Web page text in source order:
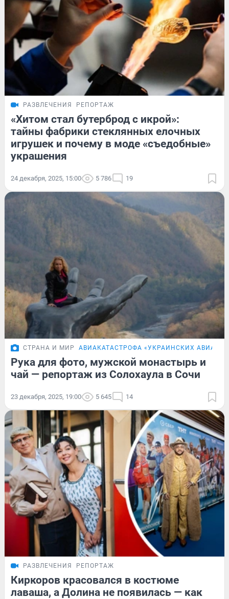
РАЗВЛЕЧЕНИЯ РЕПОРТАЖ
«Хитом стал бутерброд с икрой»:
тайны фабрики стеклянных елочных
игрушек и почему в моде «съедобные»
украшения
24 декабря, 2025, 15:00 5 786 19
СТРАНА И МИР АВИАКАТАСТРОФА «УКРАИНСКИХ
Рука для фото, мужской монастырь и
чай — репортаж из Солохаула в Сочи
23 декабря, 2025, 19:00 5 645 14
РАЗВЛЕЧЕНИЯ РЕПОРТАЖ
Киркоров красовался в костюме
лаваша, а Долина не появилась — как